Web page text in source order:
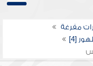
مفرغة
[4]